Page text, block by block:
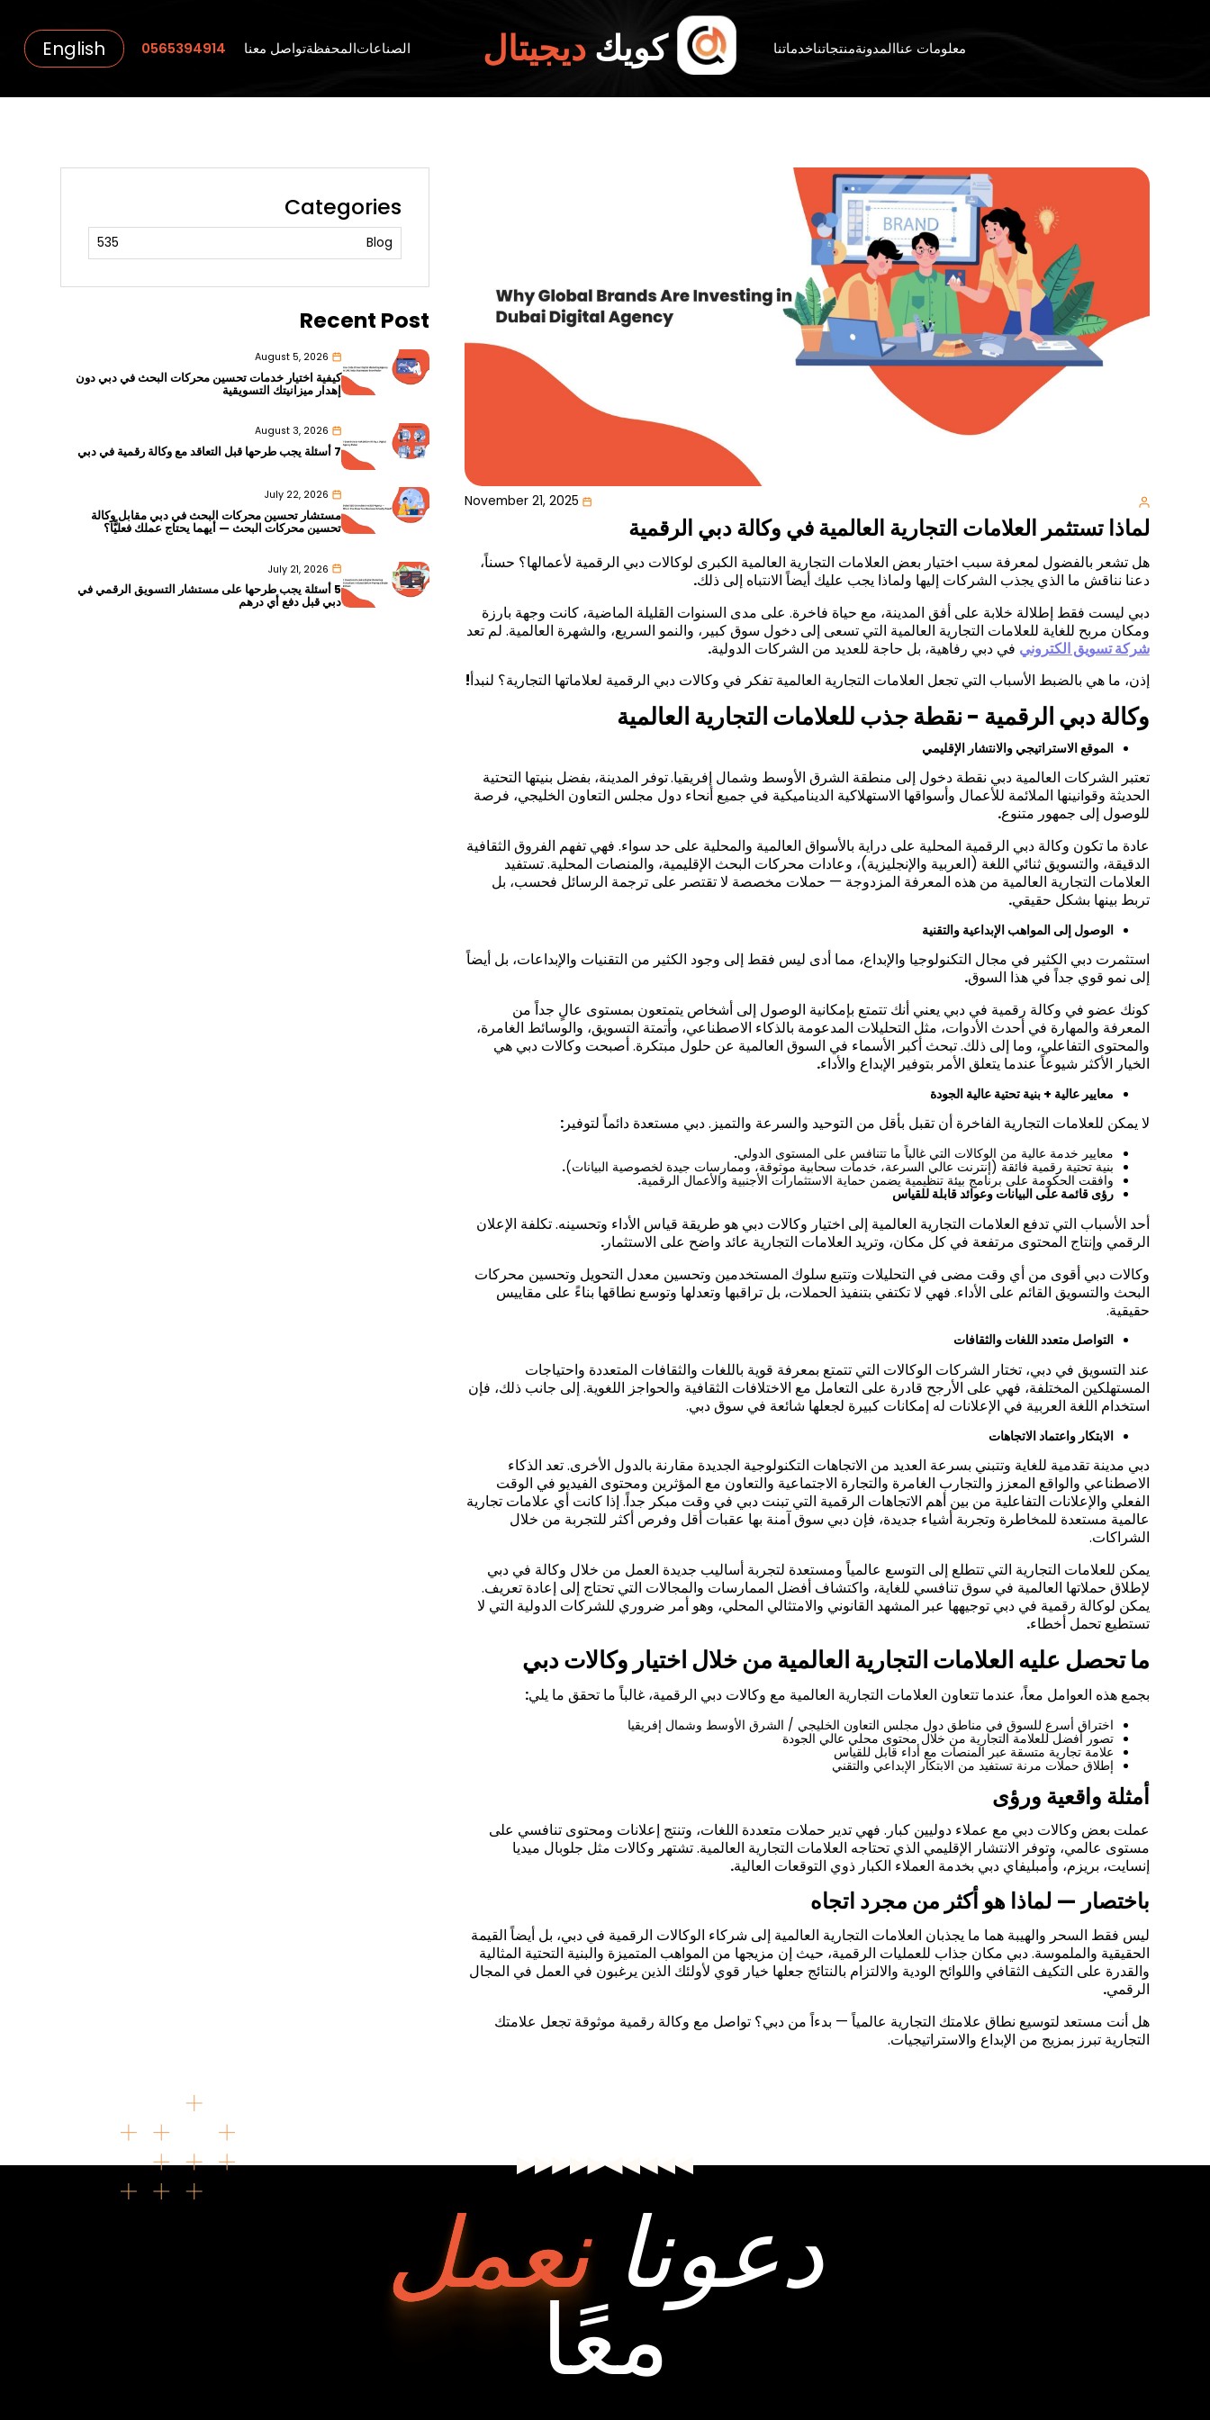
معلومات عناالمدونةمنتجاتناخدماتنا كويكديجيتال الصناعاتالمحفظةتواصل معنا 0565394914
English
November 21, 2025
لماذا تستثمر العلامات التجارية العالمية في وكالة دبي الرقمية
هل تشعر بالفضول لمعرفة سبب اختيار بعض العلامات التجارية العالمية الكبرى لوكالات دبي الرقمية لأعمالها؟ حسناً،
دعنا نناقش ما الذي يجذب الشركات إليها ولماذا يجب عليك أيضاً الانتباه إلى ذلك.
دبي ليست فقط إطلالة خلابة على أفق المدينة، مع حياة فاخرة. على مدى السنوات القليلة الماضية، كانت وجهة بارزة
ومكان مربح للغاية للعلامات التجارية العالمية التي تسعى إلى دخول سوق كبير، والنمو السريع، والشهرة العالمية. لم تعد
شركة تسويق الكتروني في دبي رفاهية، بل حاجة للعديد من الشركات الدولية.
إذن، ما هي بالضبط الأسباب التي تجعل العلامات التجارية العالمية تفكر في وكالات دبي الرقمية لعلاماتها التجارية؟ لنبدأ!
وكالة دبي الرقمية - نقطة جذب للعلامات التجارية العالمية
الموقع الاستراتيجي والانتشار الإقليمي
تعتبر الشركات العالمية دبي نقطة دخول إلى منطقة الشرق الأوسط وشمال إفريقيا.توفر المدينة، بفضل بنيتها التحتية
الحديثة وقوانينها الملائمة للأعمال وأسواقها الاستهلاكية الديناميكية في جميع أنحاء دول مجلس التعاون الخليجي، فرصة
للوصول إلى جمهور متنوع.
عادة ما تكون وكالة دبي الرقمية المحلية على دراية بالأسواق العالمية والمحلية على حد سواء. فهي تفهم الفروق الثقافية
الدقيقة، والتسويق ثنائي اللغة (العربية والإنجليزية)، وعادات محركات البحث الإقليمية، والمنصات المحلية. تستفيد
العلامات التجارية العالمية من هذه المعرفة المزدوجة — حملات مخصصة لا تقتصر على ترجمة الرسائل فحسب، بل
تربط بينها بشكل حقيقي.
الوصول إلى المواهب الإبداعية والتقنية
استثمرت دبي الكثير في مجال التكنولوجيا والإبداع، مما أدى ليس فقط إلى وجود الكثير من التقنيات والإبداعات، بل أيضاً
إلى نمو قوي جداً في هذا السوق.
كونك عضو في وكالة رقمية في دبي يعني أنك تتمتع بإمكانية الوصول إلى أشخاص يتمتعون بمستوى عالٍ جداً من
المعرفة والمهارة في أحدث الأدوات، مثل التحليلات المدعومة بالذكاء الاصطناعي، وأتمتة التسويق، والوسائط الغامرة،
والمحتوى التفاعلي، وما إلى ذلك. تبحث أكبر الأسماء في السوق العالمية عن حلول مبتكرة. أصبحت وكالات دبي هي
الخيار الأكثر شيوعاً عندما يتعلق الأمر بتوفير الإبداع والأداء.
معايير عالية + بنية تحتية عالية الجودة
لا يمكن للعلامات التجارية الفاخرة أن تقبل بأقل من التوحيد والسرعة والتميز. دبي مستعدة دائماً لتوفير:
معايير خدمة عالية من الوكالات التي غالباً ما تتنافس على المستوى الدولي.
بنية تحتية رقمية فائقة (إنترنت عالي السرعة، خدمات سحابية موثوقة، وممارسات جيدة لخصوصية البيانات).
وافقت الحكومة على برنامج بيئة تنظيمية يضمن حماية الاستثمارات الأجنبية والأعمال الرقمية.
رؤى قائمة على البيانات وعوائد قابلة للقياس
أحد الأسباب التي تدفع العلامات التجارية العالمية إلى اختيار وكالات دبي هو طريقة قياس الأداء وتحسينه. تكلفة الإعلان
الرقمي وإنتاج المحتوى مرتفعة في كل مكان، وتريد العلامات التجارية عائد واضح على الاستثمار.
وكالات دبي أقوى من أي وقت مضى في التحليلات وتتبع سلوك المستخدمين وتحسين معدل التحويل وتحسين محركات
البحث والتسويق القائم على الأداء. فهي لا تكتفي بتنفيذ الحملات، بل تراقبها وتعدلها وتوسع نطاقها بناءً على مقاييس
حقيقية.
التواصل متعدد اللغات والثقافات
عند التسويق في دبي، تختار الشركات الوكالات التي تتمتع بمعرفة قوية باللغات والثقافات المتعددة واحتياجات
المستهلكين المختلفة، فهي على الأرجح قادرة على التعامل مع الاختلافات الثقافية والحواجز اللغوية. إلى جانب ذلك، فإن
استخدام اللغة العربية في الإعلانات له إمكانات كبيرة لجعلها شائعة في سوق دبي.
الابتكار واعتماد الاتجاهات
دبي مدينة تقدمية للغاية وتتبني بسرعة العديد من الاتجاهات التكنولوجية الجديدة مقارنة بالدول الأخرى. تعد الذكاء
الاصطناعي والواقع المعزز والتجارب الغامرة والتجارة الاجتماعية والتعاون مع المؤثرين ومحتوى الفيديو في الوقت
الفعلي والإعلانات التفاعلية من بين أهم الاتجاهات الرقمية التي تبنت دبي في وقت مبكر جداً. إذا كانت أي علامات تجارية
عالمية مستعدة للمخاطرة وتجربة أشياء جديدة، فإن دبي سوق آمنة بها عقبات أقل وفرص أكثر للتجربة من خلال
الشراكات.
يمكن للعلامات التجارية التي تتطلع إلى التوسع عالمياً ومستعدة لتجربة أساليب جديدة العمل من خلال وكالة في دبي
لإطلاق حملاتها العالمية في سوق تنافسي للغاية، واكتشاف أفضل الممارسات والمجالات التي تحتاج إلى إعادة تعريف.
يمكن لوكالة رقمية في دبي توجيهها عبر المشهد القانوني والامتثالي المحلي، وهو أمر ضروري للشركات الدولية التي لا
تستطيع تحمل أخطاء.
ما تحصل عليه العلامات التجارية العالمية من خلال اختيار وكالات دبي
بجمع هذه العوامل معاً، عندما تتعاون العلامات التجارية العالمية مع وكالات دبي الرقمية، غالباً ما تحقق ما يلي:
اختراق أسرع للسوق في مناطق دول مجلس التعاون الخليجي / الشرق الأوسط وشمال إفريقيا
تصور أفضل للعلامة التجارية من خلال محتوى محلي عالي الجودة
علامة تجارية متسقة عبر المنصات مع أداء قابل للقياس
إطلاق حملات مرنة تستفيد من الابتكار الإبداعي والتقني
أمثلة واقعية ورؤى
عملت بعض وكالات دبي مع عملاء دوليين كبار. فهي تدير حملات متعددة اللغات، وتنتج إعلانات ومحتوى تنافسي على
مستوى عالمي، وتوفر الانتشار الإقليمي الذي تحتاجه العلامات التجارية العالمية. تشتهر وكالات مثل جلوبال ميديا
إنسايت، بريزم، وأمبليفاي دبي بخدمة العملاء الكبار ذوي التوقعات العالية.
باختصار — لماذا هو أكثر من مجرد اتجاه
ليس فقط السحر والهيبة هما ما يجذبان العلامات التجارية العالمية إلى شركاء الوكالات الرقمية في دبي، بل أيضاً القيمة
الحقيقية والملموسة. دبي مكان جذاب للعمليات الرقمية، حيث إن مزيجها من المواهب المتميزة والبنية التحتية المثالية
والقدرة على التكيف الثقافي واللوائح الودية والالتزام بالنتائج جعلها خيار قوي لأولئك الذين يرغبون في العمل في المجال
الرقمي.
هل أنت مستعد لتوسيع نطاق علامتك التجارية عالمياً — بدءاً من دبي؟ تواصل مع وكالة رقمية موثوقة تجعل علامتك
التجارية تبرز بمزيج من الإبداع والاستراتيجيات.
Categories
Blog
535
Recent Post
August 5, 2026
كيفية اختيار خدمات تحسين محركات البحث في دبي دون
إهدار ميزانيتك التسويقية
August 3, 2026
7 أسئلة يجب طرحها قبل التعاقد مع وكالة رقمية في دبي
July 22, 2026
مستشار تحسين محركات البحث في دبي مقابل وكالة
تحسين محركات البحث — أيهما يحتاج عملك فعليًّا؟
July 21, 2026
5 أسئلة يجب طرحها على مستشار التسويق الرقمي في
دبي قبل دفع أي درهم
دعونانعمل
معًا